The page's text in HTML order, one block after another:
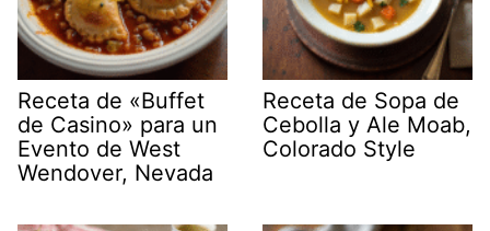
Receta de «Buffet
de Casino» para un
Evento de West
Wendover, Nevada
Receta de Sopa de
Cebolla y Ale Moab,
Colorado Style